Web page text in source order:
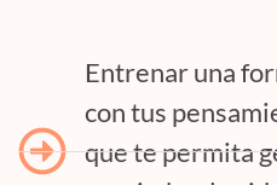
Entrenar una
con tus
que te permita